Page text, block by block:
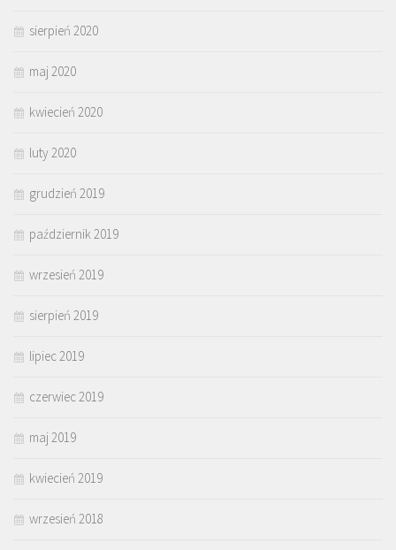
sierpień 2020
maj 2020
kwiecień 2020
luty 2020
grudzień 2019
październik 2019
wrzesień 2019
sierpień 2019
lipiec 2019
czerwiec 2019
maj 2019
kwiecień 2019
wrzesień 2018